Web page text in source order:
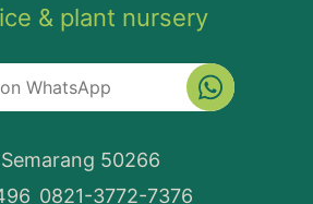
& plant nursery
50266
0821-3772-7376